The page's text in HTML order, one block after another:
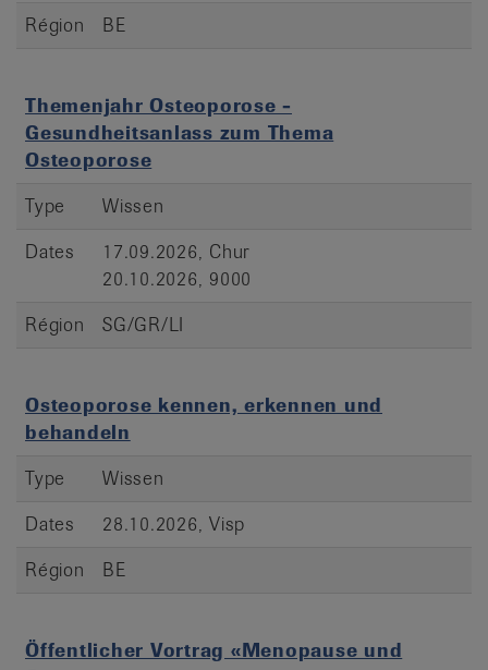
Région BE
Themenjahr Osteoporose -
Gesundheitsanlass zum Thema
Osteoporose
Type
Wissen
Dates
17.09.2026, Chur
20.10.2026, 9000
Région
SG/GR/LI
Osteoporose kennen, erkennen und
behandeln
Type
Wissen
Dates
28.10.2026, Visp
Région
BE
Öffentlicher Vortrag «Menopause und